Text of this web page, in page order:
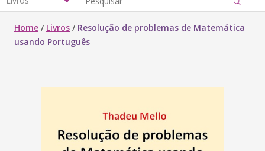
Home / Livros / Resolução de problemas de Matemática
usando Português